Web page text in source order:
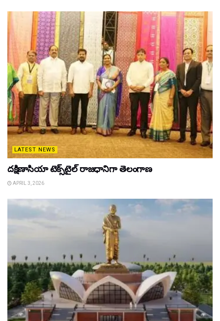
LATEST NEWS
దక్షిణాసియా టెక్స్‌టైల్ రాజధానిగా తెలంగాణ
APRIL 3, 2026